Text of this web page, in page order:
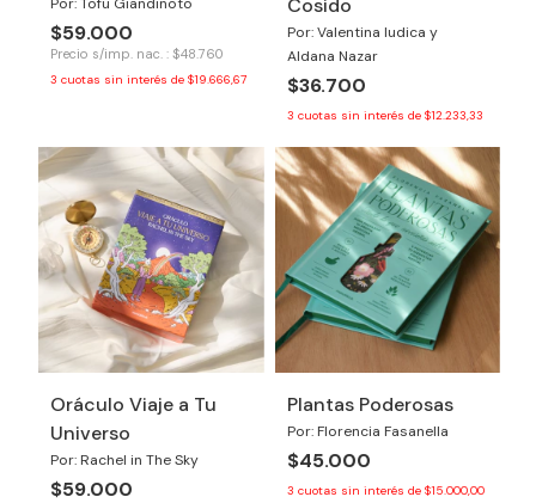
$59.000
Precio s/imp. nac. : $48.760
3 cuotas sin interés de $19.666,67
Cosido
Por: Valentina Iudica y
Aldana Nazar
$36.700
3 cuotas sin interés de $12.233,33
Oráculo Viaje a Tu
Universo
Por: Rachel in The Sky
$59.000
Plantas Poderosas
Por: Florencia Fasanella
$45.000
3 cuotas sin interés de $15.000,00